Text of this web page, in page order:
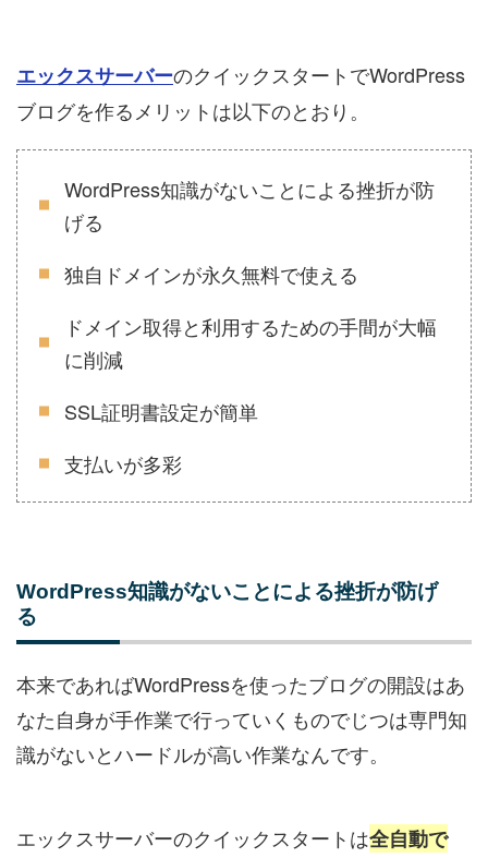
エックスサーバーのクイックスタートでWordPress
ブログを作るメリットは以下のとおり。
WordPress知識がないことによる挫折が防
げる
独自ドメインが永久無料で使える
ドメイン取得と利用するための手間が大幅
に削減
SSL証明書設定が簡単
支払いが多彩
WordPress知識がないことによる挫折が防げ
る
本来であればWordPressを使ったブログの開設はあ
なた自身が手作業で行っていくものでじつは専門知
識がないとハードルが高い作業なんです。
エックスサーバーのクイックスタートは全自動で